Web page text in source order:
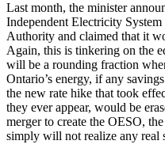
Last month, the minister
Independent Electricity
Authority and claimed that it
Again, this is tinkering on the
will be a rounding fraction
Ontario’s energy, if any
the new rate hike that took
they ever appear, would be
merger to create the OESO,
simply will not realize any real